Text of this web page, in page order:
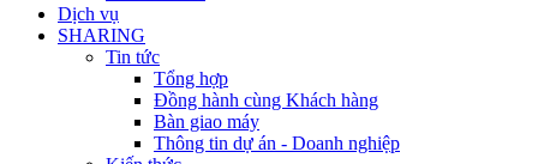
Dịch vụ
SHARING
Tin tức
Tổng hợp
Đồng hành cùng Khách hàng
Bàn giao máy
Thông tin dự án - Doanh nghiệp